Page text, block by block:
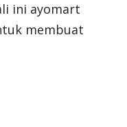
ini ayomart
membuat